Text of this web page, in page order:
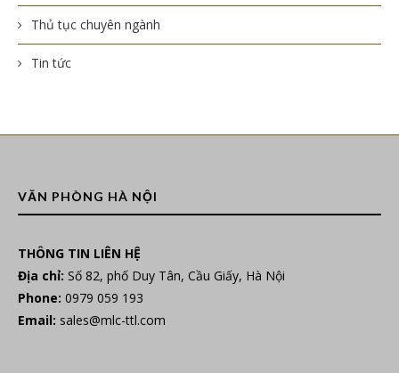
Thủ tục chuyên ngành
Tin tức
VĂN PHÒNG HÀ NỘI
THÔNG TIN LIÊN HỆ
Địa chỉ: Số 82, phố Duy Tân, Cầu Giấy, Hà Nội
Phone: 0979 059 193
Email: sales@mlc-ttl.com